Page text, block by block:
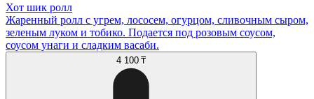
Хот шик ролл
Жаренный ролл с угрем, лососем, огурцом, сливочным сыром,
зеленым луком и тобико. Подается под розовым соусом,
соусом унаги и сладким васаби.
4 100 ₸